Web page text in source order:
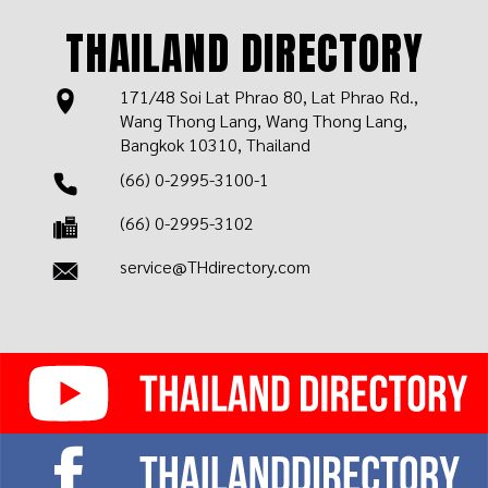
THAILAND DIRECTORY
171/48 Soi Lat Phrao 80, Lat Phrao Rd.,
Wang Thong Lang, Wang Thong Lang,
Bangkok 10310, Thailand
(66) 0-2995-3100-1
(66) 0-2995-3102
service@THdirectory.com